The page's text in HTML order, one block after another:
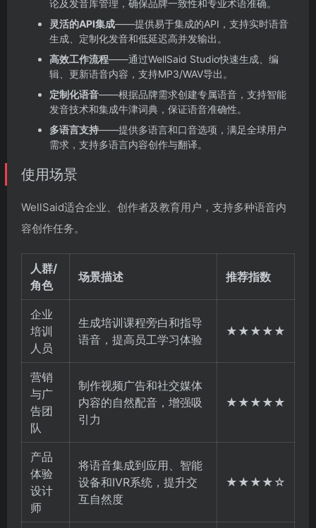
论及发音库管理，确保品牌一致性和专业术语准确。
灵活的API集成——提供易于集成的API，支持实时语音
生成、定制化发音和低延迟高并发输出。
高效工作流程——通过WellSaid Studio快速生成、编
辑、更新语音内容，支持MP3/WAV导出。
定制化语音——根据品牌需求创建专属语音，支持智能
发音技术和集成牛津词典，保证语音准确性。
多语言支持——提供多语言和口音选项，满足全球用户
需求，支持多语言内容创作与翻译。
使用场景
WellSaid适合企业、创作者及教育用户，支持多种语音内
容创作任务。
人群/
角色
场景描述 推荐指数
企业
培训
人员
生成培训课程旁白和指导
语音，提高员工学习体验
★★★★★
营销
与广
告团
队
制作视频广告和社交媒体
内容的自然配音，增强吸
引力
★★★★★
产品
体验
设计
师
将语音集成到应用、智能
设备和IVR系统，提升交
互自然度
★★★★☆